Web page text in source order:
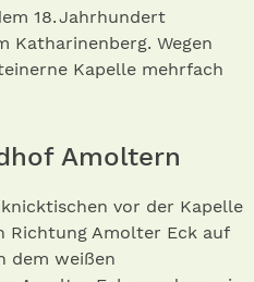
18. Jahrhundert
Katharinenberg. Wegen
Kapelle mehrfach
Amoltern
vor der Kapelle
Richtung Amolter Eck auf
dem weißen